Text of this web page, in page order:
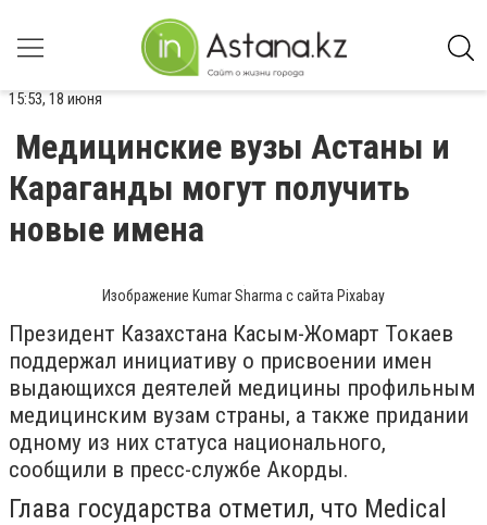
15:53, 18 июня
Медицинские вузы Астаны и
Караганды могут получить
новые имена
Изображение Kumar Sharma с сайта Pixabay
Президент Казахстана Касым-Жомарт Токаев
поддержал инициативу о присвоении имен
выдающихся деятелей медицины профильным
медицинским вузам страны, а также придании
одному из них статуса национального,
сообщили в пресс-службе Акорды.
Глава государства отметил, что Medical